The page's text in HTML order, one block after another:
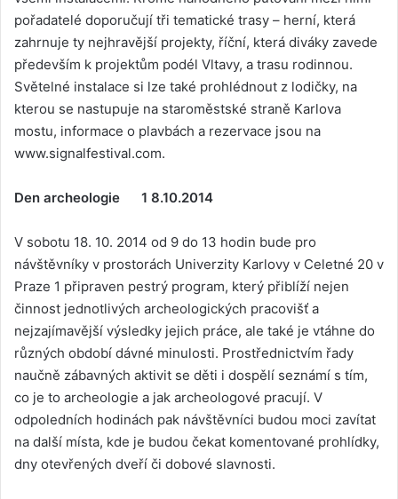
pořadatelé doporučují tři tematické trasy – herní, která
zahrnuje ty nejhravější projekty, říční, která diváky zavede
především k projektům podél Vltavy, a trasu rodinnou.
Světelné instalace si lze také prohlédnout z lodičky, na
kterou se nastupuje na staroměstské straně Karlova
mostu, informace o plavbách a rezervace jsou na
www.signalfestival.com.
Den archeologie 1 8.10.2014
V sobotu 18. 10. 2014 od 9 do 13 hodin bude pro
návštěvníky v prostorách Univerzity Karlovy v Celetné 20 v
Praze 1 připraven pestrý program, který přiblíží nejen
činnost jednotlivých archeologických pracovišť a
nejzajímavější výsledky jejich práce, ale také je vtáhne do
různých období dávné minulosti. Prostřednictvím řady
naučně zábavných aktivit se děti i dospělí seznámí s tím,
co je to archeologie a jak archeologové pracují. V
odpoledních hodinách pak návštěvníci budou moci zavítat
na další místa, kde je budou čekat komentované prohlídky,
dny otevřených dveří či dobové slavnosti.